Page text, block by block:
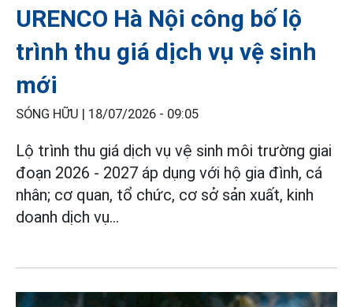
URENCO Hà Nội công bố lộ
trình thu giá dịch vụ vệ sinh
mới
SÓNG HỮU | 18/07/2026 - 09:05
Lộ trình thu giá dịch vụ vệ sinh môi trường giai
đoạn 2026 - 2027 áp dụng với hộ gia đình, cá
nhân; cơ quan, tổ chức, cơ sở sản xuất, kinh
doanh dịch vụ...